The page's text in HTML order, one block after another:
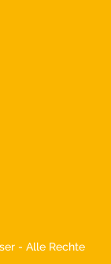
- Alle Rechte